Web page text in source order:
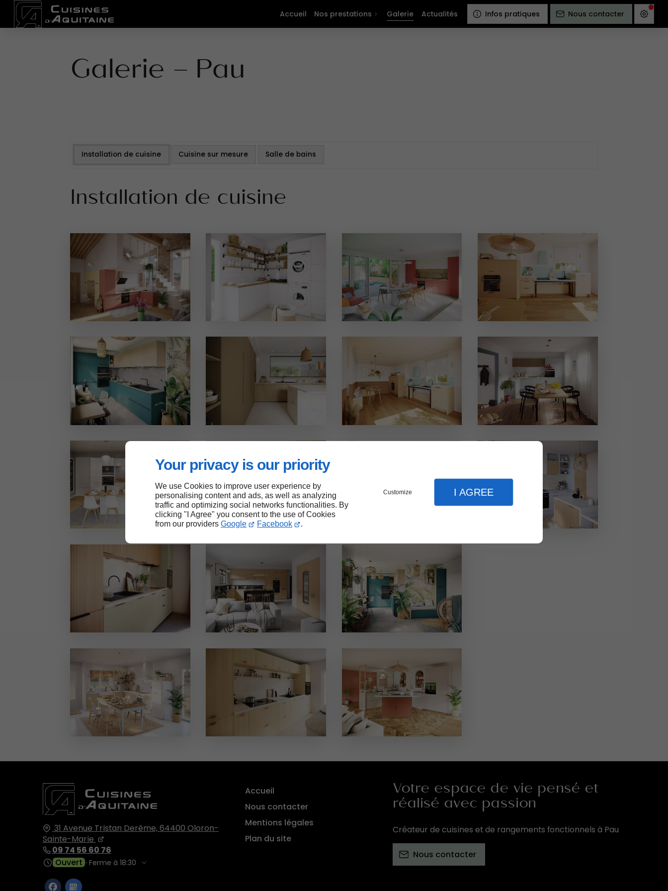
Your privacy is our priority
We use Cookies to improve user experience by
personalising content and ads, as well as analyzing
traffic and optimizing social networks functionalities. By
clicking "I Agree" you consent to the use of Cookies
from our providers Google Facebook .
Customize I AGREE
Accueil Nos prestations Galerie Actualités Infos pratiques Nous contacter
Galerie – Pau
Installation de cuisine Cuisine sur mesure Salle de bains
Installation de cuisine
31 Avenue Tristan Derême,64400 Oloron-
Sainte-Marie
09 74 56 60 76
Ouvert ⋅ Ferme à 18:30
Accueil
Nous contacter
Mentions légales
Plan du site
Votre espace de vie pensé et
réalisé avec passion
Créateur de cuisines et de rangements fonctionnels à Pau
Nous contacter